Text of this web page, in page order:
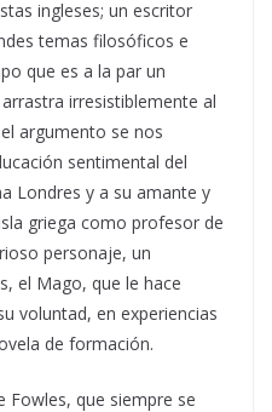
ingleses; un escritor
temas filosóficos e
que es a la par un
irresistiblemente al
argumento se nos
sentimental del
Londres y a su amante y
griega como profesor de
personaje, un
el Mago, que le hace
voluntad, en experiencias
de formación.
Fowles, que siempre se